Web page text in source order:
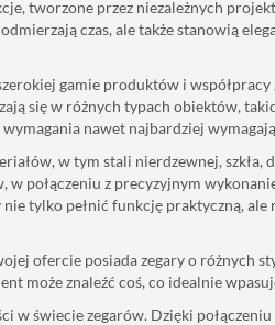
tworzone przez niezależnych
czas, ale także stanowią
gamie produktów i
się w różnych typach obiektów,
nawet najbardziej
w tym stali nierdzewnej, szkła,
połączeniu z precyzyjnym
tylko pełnić funkcję praktyczną,
ofercie posiada zegary o różnych
może znaleźć coś, co idealnie
świecie zegarów. Dzięki